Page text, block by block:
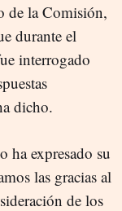
de la Comisión,
durante el
interrogado
dicho.
ha expresado su
las gracias al
de los